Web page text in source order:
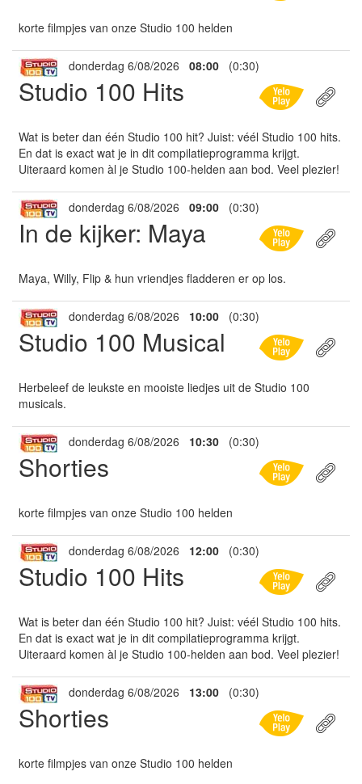
korte filmpjes van onze Studio 100 helden
donderdag 6/08/2026 08:00 (0:30)
Studio 100 Hits
Wat is beter dan één Studio 100 hit? Juist: véél Studio 100 hits.
En dat is exact wat je in dit compilatieprogramma krijgt.
Uiteraard komen àl je Studio 100-helden aan bod. Veel plezier!
donderdag 6/08/2026 09:00 (0:30)
In de kijker: Maya
Maya, Willy, Flip & hun vriendjes fladderen er op los.
donderdag 6/08/2026 10:00 (0:30)
Studio 100 Musical
Herbeleef de leukste en mooiste liedjes uit de Studio 100
musicals.
donderdag 6/08/2026 10:30 (0:30)
Shorties
korte filmpjes van onze Studio 100 helden
donderdag 6/08/2026 12:00 (0:30)
Studio 100 Hits
Wat is beter dan één Studio 100 hit? Juist: véél Studio 100 hits.
En dat is exact wat je in dit compilatieprogramma krijgt.
Uiteraard komen àl je Studio 100-helden aan bod. Veel plezier!
donderdag 6/08/2026 13:00 (0:30)
Shorties
korte filmpjes van onze Studio 100 helden